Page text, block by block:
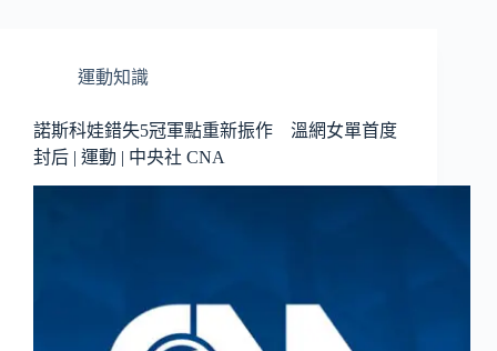
運動知識
諾斯科娃錯失5冠軍點重新振作 溫網女單首度
封后 | 運動 | 中央社 CNA